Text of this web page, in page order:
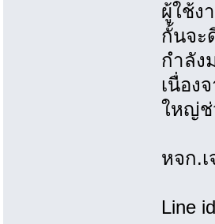
ผู้ใช้ง
กั้นจะ
กำลัง
เนื่อง
ใหญ่ช่
หจก.
Line